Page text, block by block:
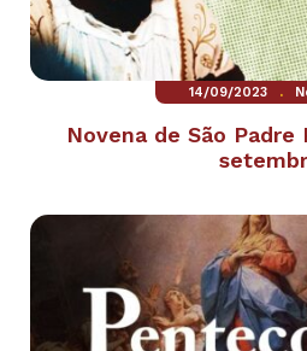
14/09/2023 .
Novena de São Padre